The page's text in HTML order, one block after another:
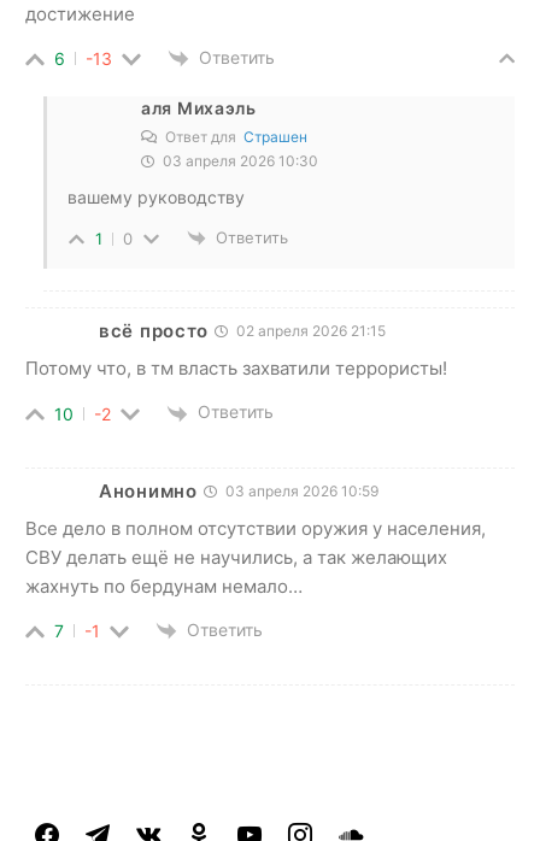
достижение
6 -13 Ответить
аля Михаэль
Ответ для Страшен
03 апреля 2026 10:30
вашему руководству
1 0 Ответить
всё просто 02 апреля 2026 21:15
Потому что, в тм власть захватили террористы!
10 -2 Ответить
Анонимно 03 апреля 2026 10:59
Все дело в полном отсутствии оружия у населения,
СВУ делать ещё не научились, а так желающих
жахнуть по бердунам немало…
7 -1 Ответить
facebooktelegramvkontakteodnoklassniki
youtubeinstagramsoundcloud